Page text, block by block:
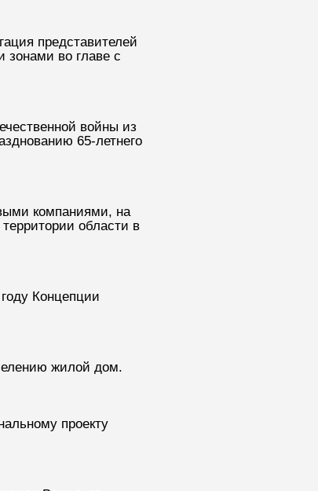
представителей
зонами во главе с
войны из
65-летнего
компаниями, на
области в
Концепции
жилой дом.
проекту